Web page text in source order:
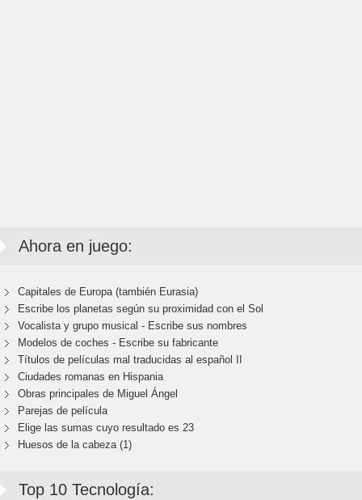
Ahora en juego:
Capitales de Europa (también Eurasia)
Escribe los planetas según su proximidad con el Sol
Vocalista y grupo musical - Escribe sus nombres
Modelos de coches - Escribe su fabricante
Títulos de películas mal traducidas al español II
Ciudades romanas en Hispania
Obras principales de Miguel Ángel
Parejas de película
Elige las sumas cuyo resultado es 23
Huesos de la cabeza (1)
Top 10 Tecnología: